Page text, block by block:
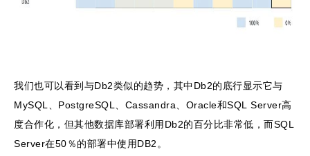
我们也可以看到与Db2类似的趋势，其中Db2的底行显示它与
MySQL、PostgreSQL、Cassandra、Oracle和SQL Server高
度合作化，但其他数据库部署利用Db2的百分比非常低，而SQL
Server在50％的部署中使用DB2。